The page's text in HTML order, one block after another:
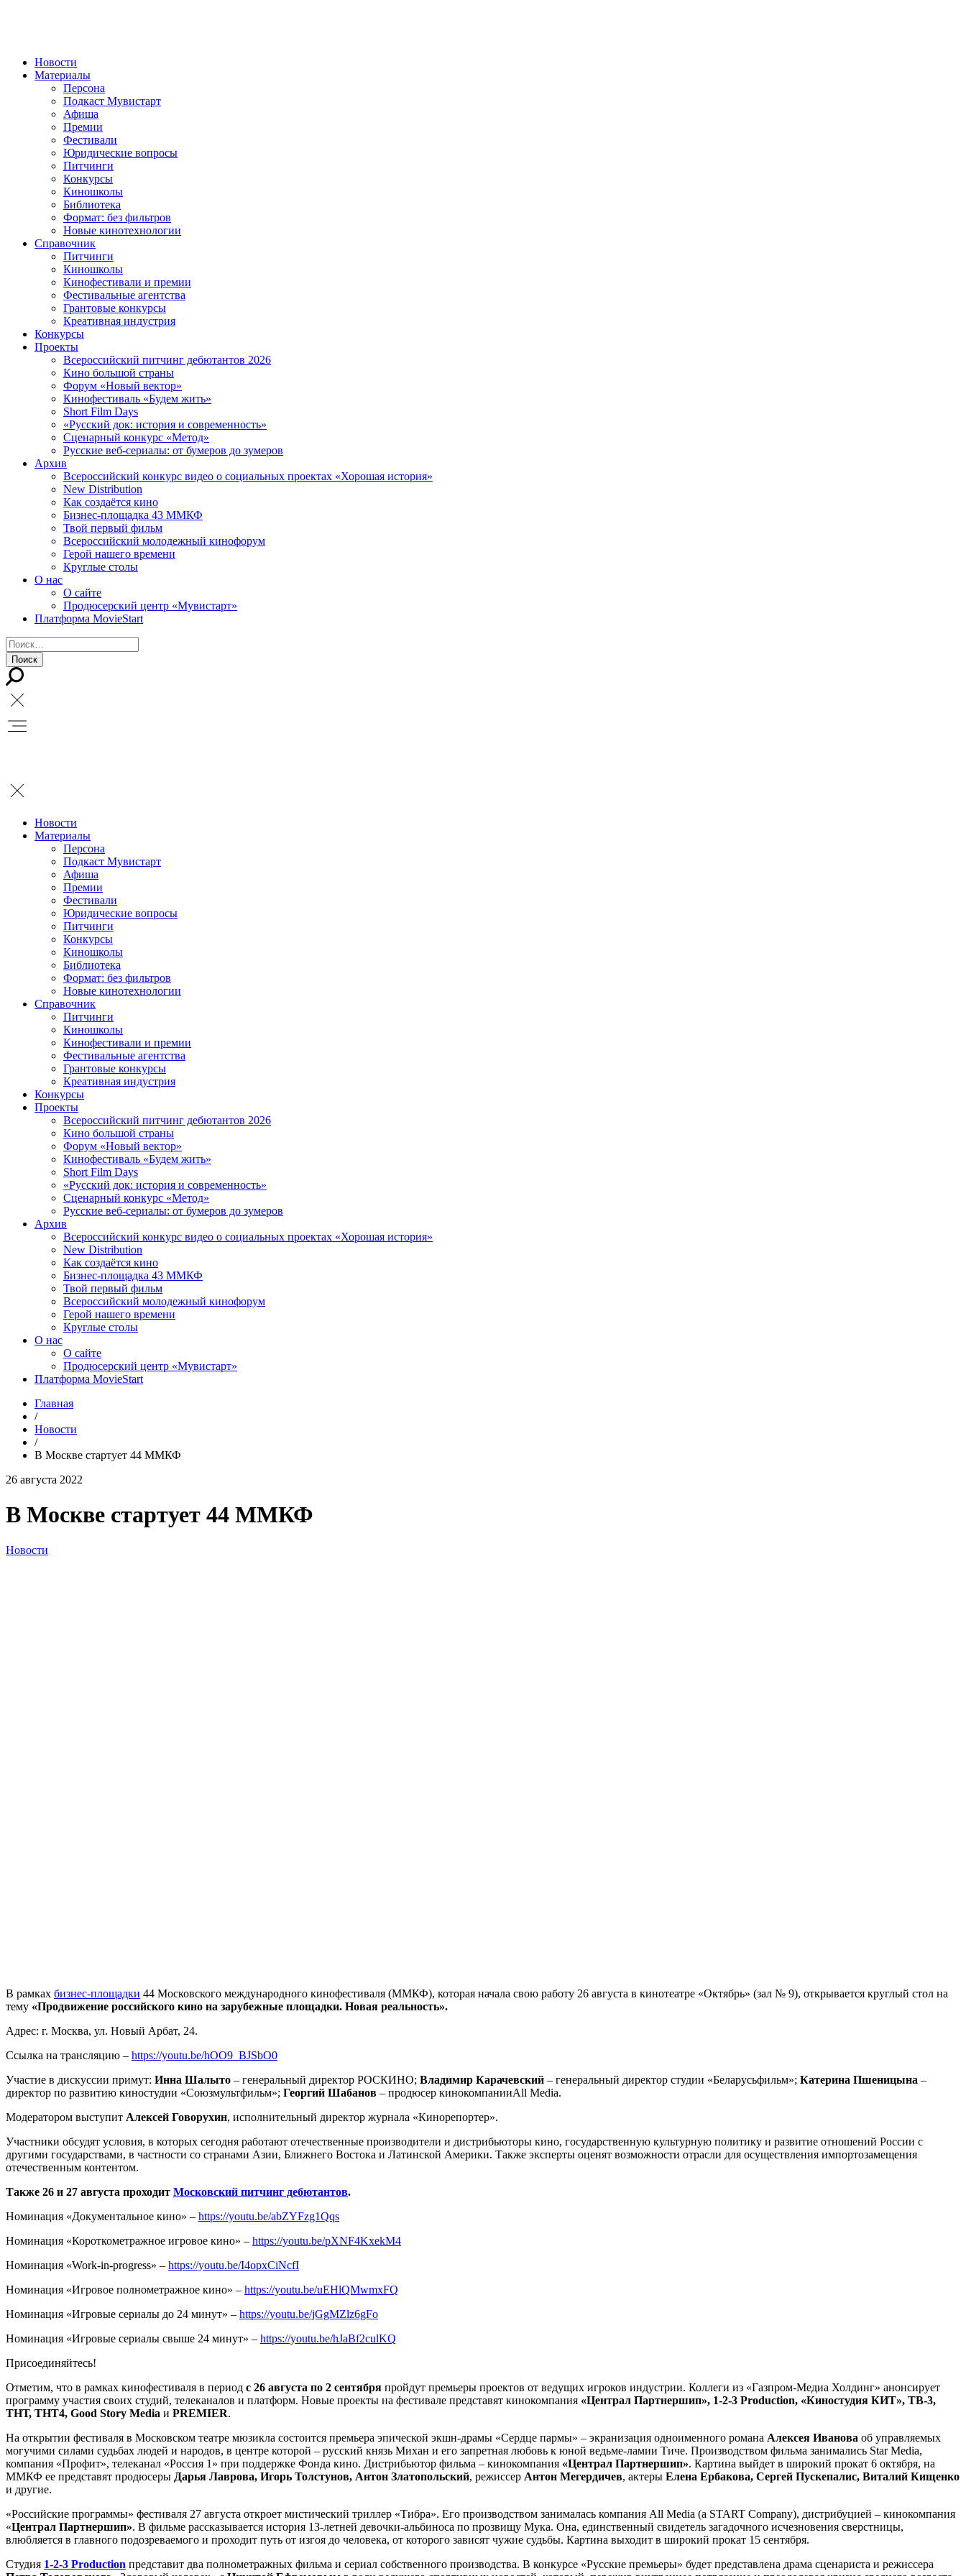
Новости
Материалы
Персона
Подкаст Мувистарт
Афиша
Премии
Фестивали
Юридические вопросы
Питчинги
Конкурсы
Киношколы
Библиотека
Формат: без фильтров
Новые кинотехнологии
Справочник
Питчинги
Киношколы
Кинофестивали и премии
Фестивальные агентства
Грантовые конкурсы
Креативная индустрия
Конкурсы
Проекты
Всероссийский питчинг дебютантов 2026
Кино большой страны
Форум «Новый вектор»
Кинофестиваль «Будем жить»
Short Film Days
«Русский док: история и современность»
Сценарный конкурс «Метод»
Русские веб-сериалы: от бумеров до зумеров
Архив
Всероссийский конкурс видео о социальных проектах «Хорошая история»
New Distribution
Как создаётся кино
Бизнес-площадка 43 ММКФ
Твой первый фильм
Всероссийский молодежный кинофорум
Герой нашего времени
Круглые столы
О нас
О сайте
Продюсерский центр «Мувистарт»
Платформа MovieStart
Новости
Материалы
Персона
Подкаст Мувистарт
Афиша
Премии
Фестивали
Юридические вопросы
Питчинги
Конкурсы
Киношколы
Библиотека
Формат: без фильтров
Новые кинотехнологии
Справочник
Питчинги
Киношколы
Кинофестивали и премии
Фестивальные агентства
Грантовые конкурсы
Креативная индустрия
Конкурсы
Проекты
Всероссийский питчинг дебютантов 2026
Кино большой страны
Форум «Новый вектор»
Кинофестиваль «Будем жить»
Short Film Days
«Русский док: история и современность»
Сценарный конкурс «Метод»
Русские веб-сериалы: от бумеров до зумеров
Архив
Всероссийский конкурс видео о социальных проектах «Хорошая история»
New Distribution
Как создаётся кино
Бизнес-площадка 43 ММКФ
Твой первый фильм
Всероссийский молодежный кинофорум
Герой нашего времени
Круглые столы
О нас
О сайте
Продюсерский центр «Мувистарт»
Платформа MovieStart
Главная
/
Новости
/
В Москве стартует 44 ММКФ
26 августа 2022
В Москве стартует 44 ММКФ
Новости
В рамках бизнес-площадки 44 Московского международного кинофестиваля (ММКФ), которая начала свою работу 26 августа в кинотеатре «Октябрь» (зал № 9), открывается круглый стол на
тему «Продвижение российского кино на зарубежные площадки. Новая реальность».
Адрес: г. Москва, ул. Новый Арбат, 24.
Ссылка на трансляцию – https://youtu.be/hOO9_BJSbO0
Участие в дискуссии примут: Инна Шалыто – генеральный директор РОСКИНО; Владимир Карачевский – генеральный директор студии «Беларусьфильм»; Катерина Пшеницына –
директор по развитию киностудии «Союзмультфильм»; Георгий Шабанов – продюсер кинокомпанииAll Media.
Модератором выступит Алексей Говорухин, исполнительный директор журнала «Кинорепортер».
Участники обсудят условия, в которых сегодня работают отечественные производители и дистрибьюторы кино, государственную культурную политику и развитие отношений России с
другими государствами, в частности со странами Азии, Ближнего Востока и Латинской Америки. Также эксперты оценят возможности отрасли для осуществления импортозамещения
отечественным контентом.
Также 26 и 27 августа проходит Московский питчинг дебютантов.
Номинация «Документальное кино» – https://youtu.be/abZYFzg1Qqs
Номинация «Короткометражное игровое кино» – https://youtu.be/pXNF4KxekM4
Номинация «Work-in-progress» – https://youtu.be/I4opxCiNcfI
Номинация «Игровое полнометражное кино» – https://youtu.be/uEHlQMwmxFQ
Номинация «Игровые сериалы до 24 минут» – https://youtu.be/jGgMZlz6gFo
Номинация «Игровые сериалы свыше 24 минут» – https://youtu.be/hJaBf2culKQ
Присоединяйтесь!
Отметим, что в рамках кинофестиваля в период с 26 августа по 2 сентября пройдут премьеры проектов от ведущих игроков индустрии. Коллеги из «Газпром-Медиа Холдинг» анонсирует
программу участия своих студий, телеканалов и платформ. Новые проекты на фестивале представят кинокомпания «Централ Партнершип», 1-2-3 Production, «Киностудия КИТ», ТВ-3,
ТНТ, ТНТ4, Good Story Media и PREMIER.
На открытии фестиваля в Московском театре мюзикла состоится премьера эпической экшн-драмы «Сердце пармы» – экранизация одноименного романа Алексея Иванова об управляемых
могучими силами судьбах людей и народов, в центре которой – русский князь Михан и его запретная любовь к юной ведьме-ламии Тиче. Производством фильма занимались Star Media,
компания «Профит», телеканал «Россия 1» при поддержке Фонда кино. Дистрибьютор фильма – кинокомпания «Централ Партнершип». Картина выйдет в широкий прокат 6 октября, на
ММКФ ее представят продюсеры Дарья Лаврова, Игорь Толстунов, Антон Златопольский, режиссер Антон Мегердичев, актеры Елена Ербакова, Сергей Пускепалис, Виталий Кищенко
и другие.
«Российские программы» фестиваля 27 августа откроет мистический триллер «Тибра». Его производством занималась компания All Media (a START Company), дистрибуцией – кинокомпания
«Централ Партнершип». В фильме рассказывается история 13-летней девочки-альбиноса по прозвищу Мука. Она, единственный свидетель загадочного исчезновения сверстницы,
влюбляется в главного подозреваемого и проходит путь от изгоя до человека, от которого зависят чужие судьбы. Картина выходит в широкий прокат 15 сентября.
Студия 1-2-3 Production представит два полнометражных фильма и сериал собственного производства. В конкурсе «Русские премьеры» будет представлена драма сценариста и режиссера